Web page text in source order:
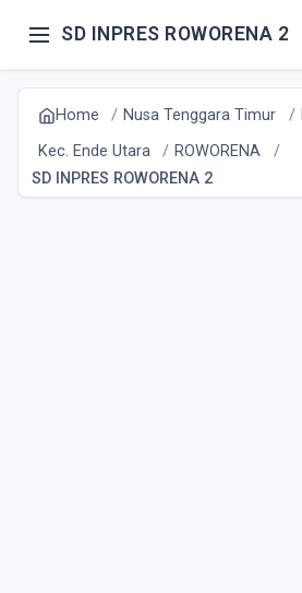
SD INPRES ROWORENA 2
Home Nusa Tenggara Timur
Kec. Ende Utara
ROWORENA
SD INPRES ROWORENA 2